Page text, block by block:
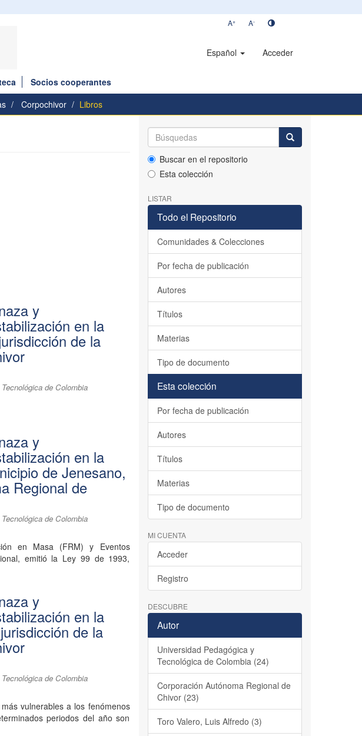
A+ A-
Español Acceder
Socios cooperantes
Corpochivor Libros
y
en la
de la
de Colombia
y
en la
de Jenesano,
Regional de
de Colombia
en Masa (FRM) y Eventos
emitió la Ley 99 de 1993,
y
en la
de la
de Colombia
vulnerables a los fenómenos
periodos del año son
Buscar en el repositorio
Esta colección
LISTAR
Todo el Repositorio
Comunidades & Colecciones
Por fecha de publicación
Autores
Títulos
Materias
Tipo de documento
Esta colección
Por fecha de publicación
Autores
Títulos
Materias
Tipo de documento
MI CUENTA
Acceder
Registro
DESCUBRE
Autor
Universidad Pedagógica y
Tecnológica de Colombia (24)
Corporación Autónoma Regional de
Chivor (23)
Toro Valero, Luis Alfredo (3)